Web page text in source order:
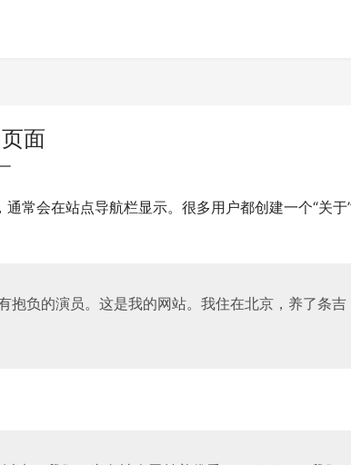
面
常会在站点导航栏显示。很多用户都创建一个“关于
抱负的演员。这是我的网站。我住在北京，养了条吉